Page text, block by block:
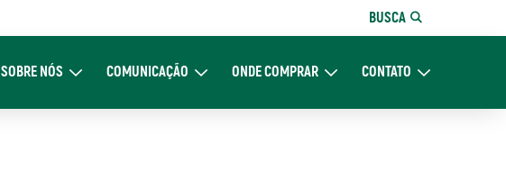
BUSCA
SOBRE NÓSExpand Sobre NósCOMUNICAÇÃOExpand ComunicaçãoONDE COMPRARExpand Onde Comprar
CONTATOExpand Contato